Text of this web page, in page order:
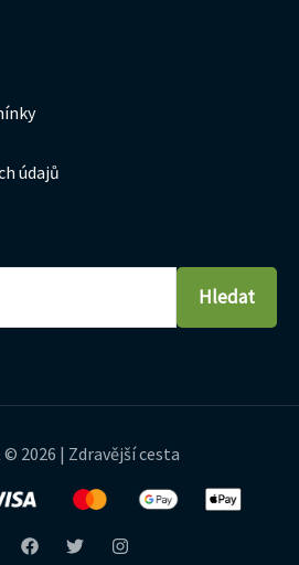
údajů
Hledat
2026 | Zdravější cesta